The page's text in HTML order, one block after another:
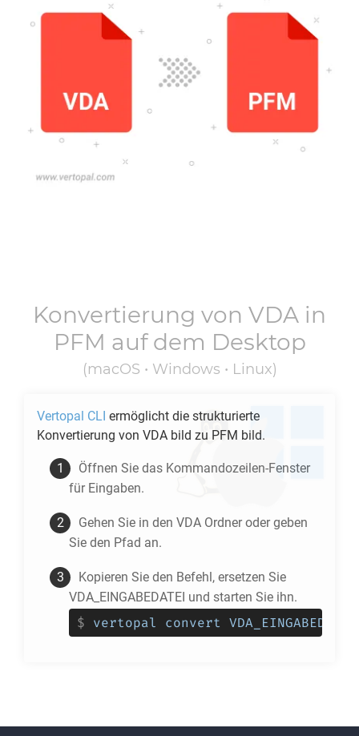
Konvertierung von VDA in
PFM auf dem Desktop
(macOS • Windows • Linux)
Vertopal CLI ermöglicht die strukturierte
Konvertierung von VDA bild zu PFM bild.
Öffnen Sie das Kommandozeilen-Fenster
für Eingaben.
Gehen Sie in den VDA Ordner oder geben
Sie den Pfad an.
Kopieren Sie den Befehl, ersetzen Sie
VDA_EINGABEDATEI und starten Sie ihn.
$ vertopal convert